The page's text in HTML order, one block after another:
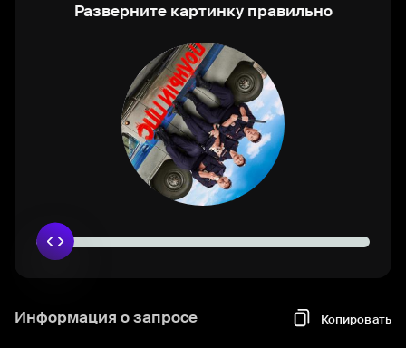
Разверните картинку правильно
Информация о запросе Копировать